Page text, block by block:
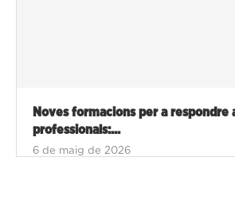
Noves formacions per a respondre
professionals:...
6 de maig de 2026